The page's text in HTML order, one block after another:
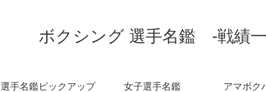
ボクシング 選手名鑑 -戦績
選手名鑑ピックアップ 女子選手名鑑 アマボク